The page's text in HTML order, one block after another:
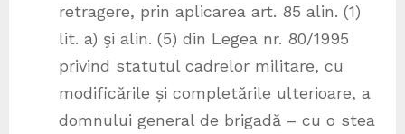
retragere, prin aplicarea art. 85 alin. (1)
lit. a) şi alin. (5) din Legea nr. 80/1995
privind statutul cadrelor militare, cu
modificările și completările ulterioare, a
domnului general de brigadă – cu o stea